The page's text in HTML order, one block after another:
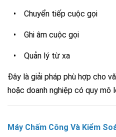
• Chuyển tiếp cuộc gọi
• Ghi âm cuộc gọi
• Quản lý từ xa
Đây là giải pháp phù hợp cho
hoặc doanh nghiệp có quy mô
Máy Chấm Công Và Kiểm